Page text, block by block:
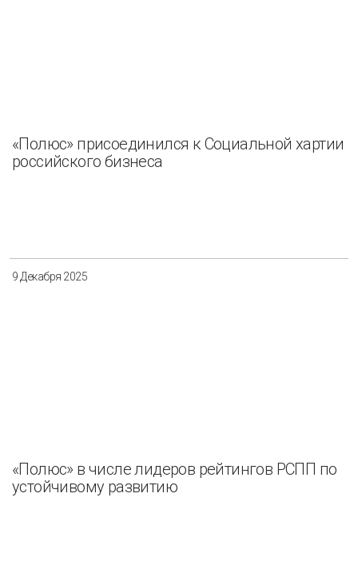
«Полюс» присоединился к Социальной хартии
российского бизнеса
9 Декабря 2025
«Полюс» в числе лидеров рейтингов РСПП по
устойчивому развитию